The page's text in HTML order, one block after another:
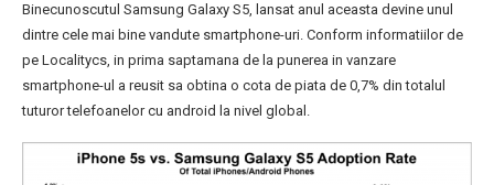
Binecunoscutul Samsung Galaxy S5, lansat anul aceasta devine unul
dintre cele mai bine vandute smartphone-uri. Conform informatiilor de
pe Localitycs, in prima saptamana de la punerea in vanzare
smartphone-ul a reusit sa obtina o cota de piata de 0,7% din totalul
tuturor telefoanelor cu android la nivel global.